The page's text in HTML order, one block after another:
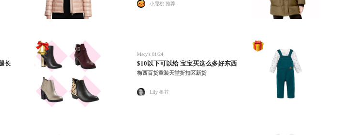
小屁桃 推荐
长
Macy's 01/24
$10以下可以给 宝宝买这么多好东西
梅西百货童装天堂折扣区新货
Lily 推荐